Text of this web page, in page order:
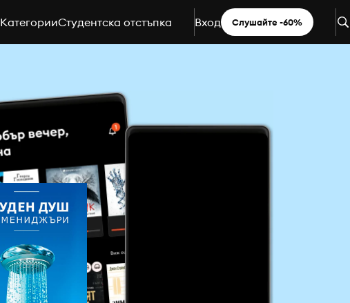
КатегорииСтудентска отстъпка Вход Слушайте -60%